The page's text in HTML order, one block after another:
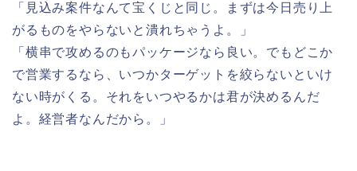
「見込み案件なんて宝くじと同じ。まずは今日売り上
がるものをやらないと潰れちゃうよ。」
「横串で攻めるのもパッケージなら良い。でもどこか
で営業するなら、いつかターゲットを絞らないといけ
ない時がくる。それをいつやるかは君が決めるんだ
よ。経営者なんだから。」